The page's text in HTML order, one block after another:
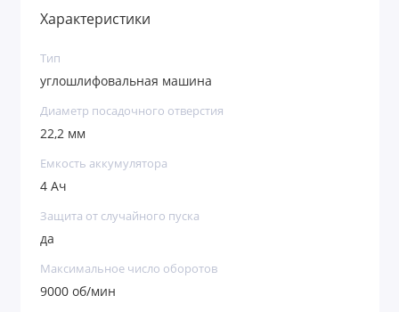
элементы надежно изолированы,
от летящих твердых частиц, а также от
оснасткой.
Защита от случайного включения —
производитель предусмотрел блокировку,
двигателя и травмирование пользователя.
на кнопку, специальный индикатор
отображает выбранное значение.
Характеристики
Тип
углошлифовальная машина
Диаметр посадочного отверстия
22,2 мм
Емкость аккумулятора
4 Ач
Защита от случайного пуска
да
Максимальное число оборотов
9000 об/мин